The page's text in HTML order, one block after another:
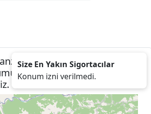
Sigorta Acenteleri Listesini
İzin Vererek
Size En Yakın Sigortacılar
Konum izni verilmedi.